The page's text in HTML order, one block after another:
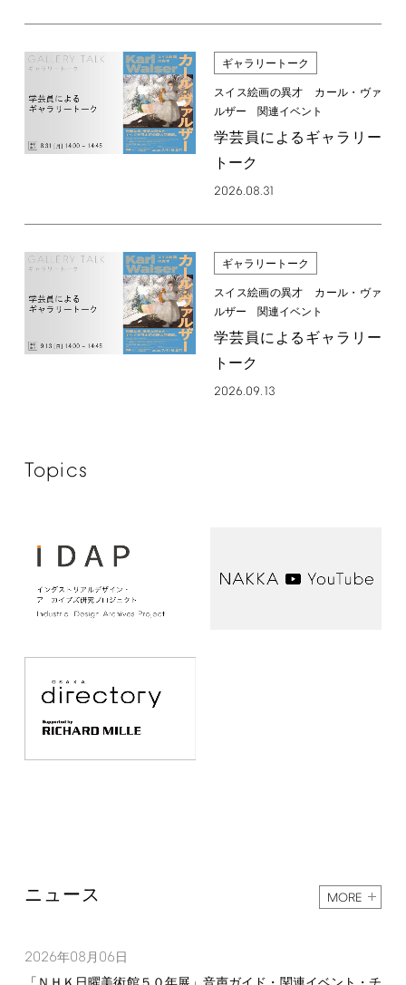
ギャラリートーク
スイス絵画の異才 カール・ヴァ
ルザー 関連イベント
学芸員によるギャラリー
トーク
2026.08.31
ギャラリートーク
スイス絵画の異才 カール・ヴァ
ルザー 関連イベント
学芸員によるギャラリー
トーク
2026.09.13
Topics
ニュース MORE
2026年08月 06日